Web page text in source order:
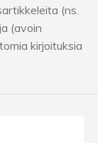
(ns.
(avoin
kirjoituksia